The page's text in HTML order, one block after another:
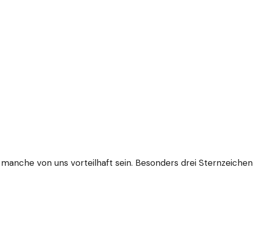
von uns vorteilhaft sein. Besonders drei Sternzeichen